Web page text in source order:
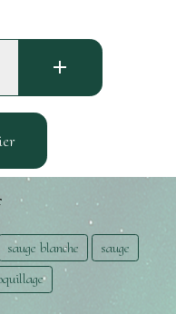
sauge blanche
sauge